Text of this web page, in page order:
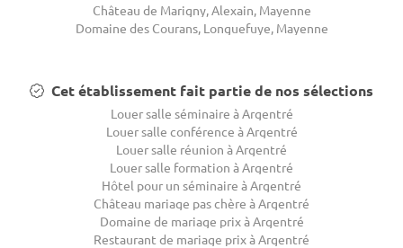
Château de Marigny, Alexain, Mayenne
Domaine des Courans, Longuefuye, Mayenne
Cet établissement fait partie de nos sélections
Louer salle séminaire à Argentré
Louer salle conférence à Argentré
Louer salle réunion à Argentré
Louer salle formation à Argentré
Hôtel pour un séminaire à Argentré
Château mariage pas chère à Argentré
Domaine de mariage prix à Argentré
Restaurant de mariage prix à Argentré